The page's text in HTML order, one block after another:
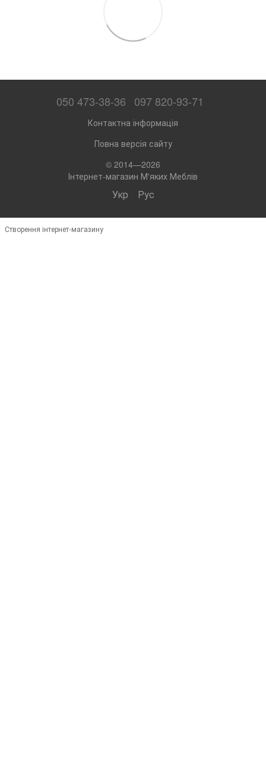
050 473-38-36 097 820-93-71
Контактна інформація
Повна версія сайту
© 2014—2026
Інтернет-магазин М'яких Меблів
Укр Рус
Створення інтернет-магазину